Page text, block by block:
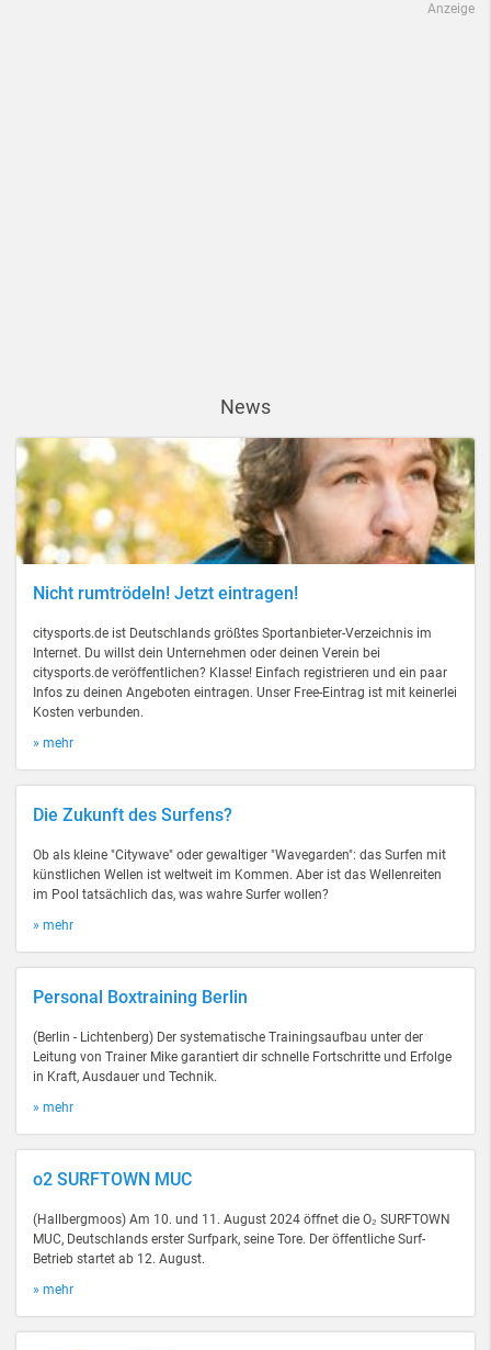
Anzeige
News
Nicht rumtrödeln! Jetzt eintragen!
citysports.de ist Deutschlands größtes Sportanbieter-Verzeichnis im
Internet. Du willst dein Unternehmen oder deinen Verein bei
citysports.de veröffentlichen? Klasse! Einfach registrieren und ein paar
Infos zu deinen Angeboten eintragen. Unser Free-Eintrag ist mit keinerlei
Kosten verbunden.
» mehr
Die Zukunft des Surfens?
Ob als kleine "Citywave" oder gewaltiger "Wavegarden": das Surfen mit
künstlichen Wellen ist weltweit im Kommen. Aber ist das Wellenreiten
im Pool tatsächlich das, was wahre Surfer wollen?
» mehr
Personal Boxtraining Berlin
(Berlin - Lichtenberg) Der systematische Trainingsaufbau unter der
Leitung von Trainer Mike garantiert dir schnelle Fortschritte und Erfolge
in Kraft, Ausdauer und Technik.
» mehr
o2 SURFTOWN MUC
(Hallbergmoos) Am 10. und 11. August 2024 öffnet die O₂ SURFTOWN
MUC, Deutschlands erster Surfpark, seine Tore. Der öffentliche Surf-
Betrieb startet ab 12. August.
» mehr